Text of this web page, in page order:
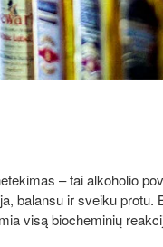
– tai alkoholio
balansu ir sveiku
visą biocheminių